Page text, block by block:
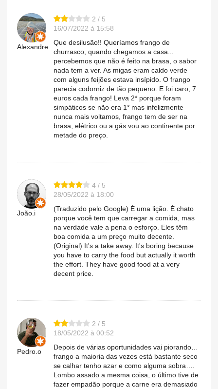
Alexandre.
2 / 5
16/07/2022 à 15:58
Que desilusão!! Queríamos frango de
churrasco, quando chegamos a casa...
percebemos que não é feito na brasa, o sabor
nada tem a ver. As migas eram caldo verde
com alguns feijões estava insípido. O frango
parecia codorniz de tão pequeno. E foi caro, 7
euros cada frango! Leva 2* porque foram
simpáticos se não era 1* mas infelizmente
nunca mais voltamos, frango tem de ser na
brasa, elétrico ou a gás vou ao continente por
metade do preço.
João.i
4 / 5
28/05/2022 à 18:00
(Traduzido pelo Google) É uma lição. É chato
porque você tem que carregar a comida, mas
na verdade vale a pena o esforço. Eles têm
boa comida a um preço muito decente.
(Original) It's a take away. It's boring because
you have to carry the food but actually it worth
the effort. They have good food at a very
decent price.
Pedro.o
2 / 5
18/05/2022 à 00:52
Depois de várias oportunidades vai piorando…
frango a maioria das vezes está bastante seco
se calhar tenho azar e como alguma sobra….
Lombo assado a mesma coisa, o último tive de
fazer empadão porque a carne era demasiado